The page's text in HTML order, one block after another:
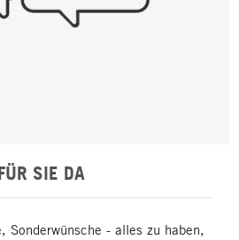
SIE DA
Sonderwünsche - alles zu haben,